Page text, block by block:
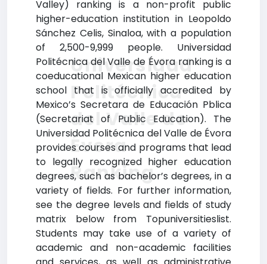
Valley) ranking is a non-profit public
higher-education institution in Leopoldo
Sánchez Celis, Sinaloa, with a population
of 2,500-9,999 people. Universidad
Politécnica del Valle de Évora ranking is a
coeducational Mexican higher education
school that is officially accredited by
Mexico’s Secretara de Educación Pblica
(Secretariat of Public Education). The
Universidad Politécnica del Valle de Évora
provides courses and programs that lead
to legally recognized higher education
degrees, such as bachelor’s degrees, in a
variety of fields. For further information,
see the degree levels and fields of study
matrix below from Topuniversitieslist.
Students may take use of a variety of
academic and non-academic facilities
Universidad
Politécnica
del Valle de
Évora
Ranking